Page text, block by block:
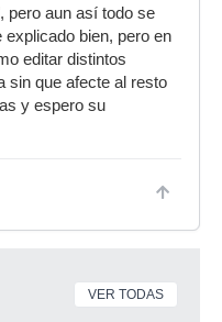
pero aun así todo se
explicado bien, pero en
editar distintos
sin que afecte al resto
y espero su
VER TODAS